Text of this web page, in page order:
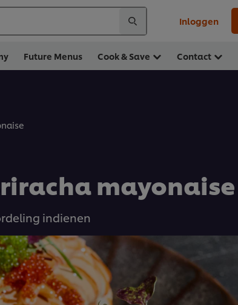
Inloggen
Future Menus Cook & Save Contact
mayonaise
Geen
beoordelingen
ingediend
voor
deze
recipe
indienen